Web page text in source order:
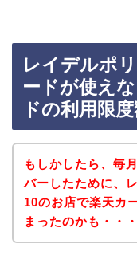
レイデルポ
ードが使え
ドの利用限
もしかしたら、毎
バーしたために、
10のお店で楽天カ
まったのかも・・・